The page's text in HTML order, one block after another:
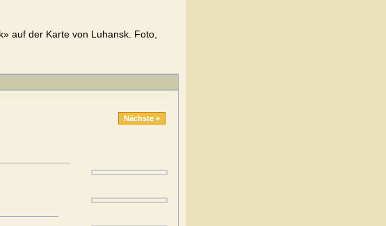
auf der Karte von Luhansk. Foto,
Nächste »